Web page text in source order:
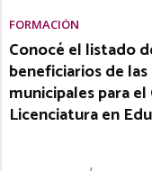
FORMACIÓN
Conocé el listado
beneficiarios de las
municipales para
Licenciatura en